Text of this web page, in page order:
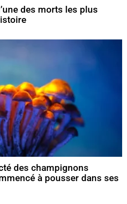
des morts les plus
des champignons
à pousser dans ses